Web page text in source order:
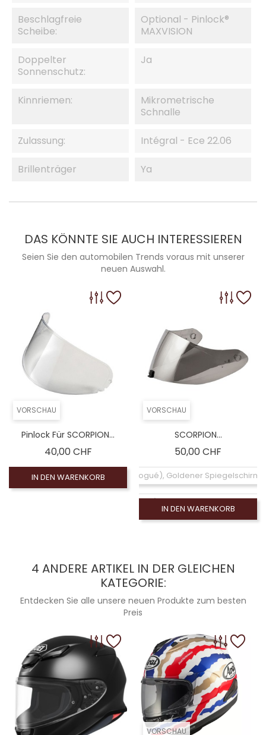
Beschlagfreie
Scheibe:
Optional - Pinlock®
MAXVISION
Doppelter
Sonnenschutz:
Ja
Kinnriemen:
Mikrometrische
Schnalle
Zulassung: Intégral - Ece 22.06
Brillenträger Ya
DAS KÖNNTE SIE AUCH INTERESSIEREN
Seien Sie den automobilen Trends voraus mit unserer
neuen Auswahl.
VORSCHAU
Pinlock Für SCORPION...
40,00 CHFPreis
IN DEN WARENKORB
VORSCHAU
SCORPION...
50,00 CHF
Coloré (non homologué), Goldener Spiegelschirm
Coloré (non homologué), Violetter
Coloré (non homologué), Leinwand Rauch 100%
Coloré (non homologué)
IN DEN WARENKORB
4 ANDERE ARTIKEL IN DER GLEICHEN
KATEGORIE:
Entdecken Sie alle unsere neuen Produkte zum besten
Preis
VORSCHAU